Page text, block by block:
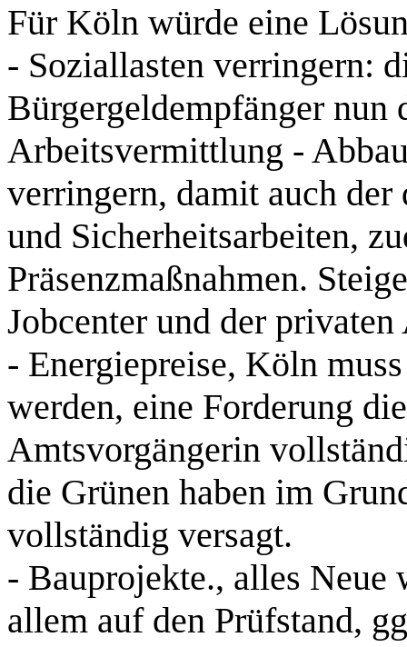
Für Köln würde eine
- Soziallasten verringern:
Bürgergeldempfänger nun
Arbeitsvermittlung -
verringern, damit auch der
und Sicherheitsarbeiten,
Präsenzmaßnahmen.
Jobcenter und der
- Energiepreise, Köln
werden, eine Forderung
Amtsvorgängerin
die Grünen haben im
vollständig versagt.
- Bauprojekte., alles
allem auf den Prüfstand,